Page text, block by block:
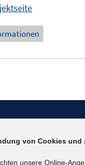
(IAB) – unser Leitbild
von Cookies und
unsere Online-